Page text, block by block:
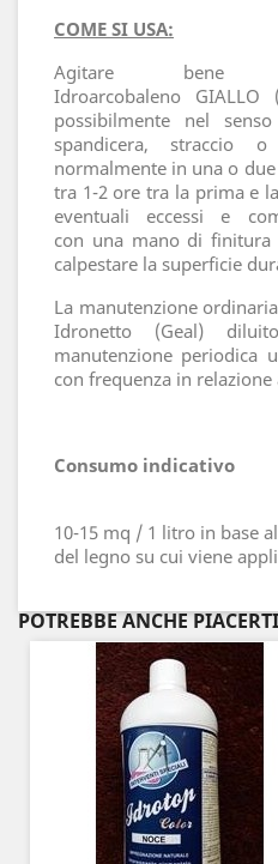
COME SI USA:
Agitare bene
Idroarcobaleno
possibilmente nel
spandicera, straccio
normalmente in una o
tra 1-2 ore tra la prima e
eventuali eccessi e
con una mano di
calpestare la superficie
La manutenzione
Idronetto (Geal)
manutenzione periodica
con frequenza in
Consumo indicativo
10-15 mq / 1 litro in base
del legno su cui viene
POTREBBE ANCHE PIACERTI